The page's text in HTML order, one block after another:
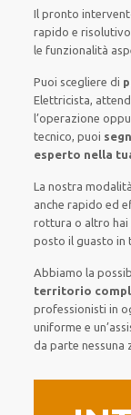
Il pronto
rapido e
le funzionalità
Puoi scegliere di
Elettricista,
l’operazione
tecnico, puoi
esperto nella
La nostra modalità
anche rapido ed
rottura o altro
posto ilguasto in
Abbiamo la
territorio
professionisti in
uniforme e
da partenessuna